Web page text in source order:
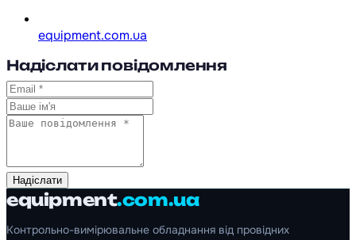
equipment.com.ua
Надіслати повідомлення
Надіслати
equipment.com.ua
Контрольно-вимірювальне обладнання від провідних